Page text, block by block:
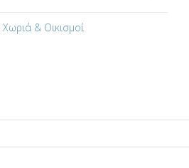
Χωριά & Οικισμοί